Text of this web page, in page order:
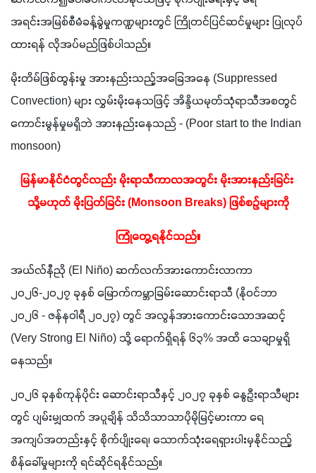
အရင်းအမြစ်စီမံခန့်ခွဲမှုကဏ္ဍများတွင် ကြိုတင်ပြင်ဆင်မှုများ ပြုလုပ်
ထားရန် လိုအပ်မည်ဖြစ်ပါသည်။
မိုးတိမ်ဖြစ်ထွန်းမှု အားနည်းသည့်အခြေအနေ (Suppressed
Convection) များ လွှမ်းမိုးနေသဖြင့် အိန္ဒိယမုတ်သုံရာသီအစတွင်
ကောင်းမွန်မှုမရှိဘဲ အားနည်းနေသည် - (Poor start to the Indian
monsoon)
မြန်မာနိုင်ငံတွင်လည်း မိုးရာသီကာလအတွင်း မိုးအားနည်းခြင်း
သို့မဟုတ် မိုးပြတ်ခြင်း (Monsoon Breaks) ဖြစ်စဉ်များကို
ကြုံတွေ့ရနိုင်သည်။
အယ်လ်နီညို (El Niño) ဆက်လက်အားကောင်းလာကာ
၂၀၂၆-၂၀၂၇ ခုနှစ် မြောက်ကမ္ဘာခြမ်းဆောင်းရာသီ (နိုဝင်ဘာ
၂၀၂၆ - ဇန်နဝါရီ ၂၀၂၇) တွင် အလွန်အားကောင်းသောအဆင့်
(Very Strong El Niño) သို့ ရောက်ရှိရန် ၆၃% အထိ သေချာမှုရှိ
နေသည်။
၂၀၂၆ ခုနှစ်ကုန်ပိုင်း ဆောင်းရာသီနှင့် ၂၀၂၇ ခုနှစ် နွေဦးရာသီများ
တွင် ပျမ်းမျှထက် အပူချိန် သိသိသာသာပိုမိုမြင့်မားကာ ရေ
အကျပ်အတည်းနှင့် စိုက်ပျိုးရေ၊ သောက်သုံးရေရှားပါးမှနိုင်သည့်
စိန်ခေါ်မှုများကို ရင်ဆိုင်ရနိုင်သည်။